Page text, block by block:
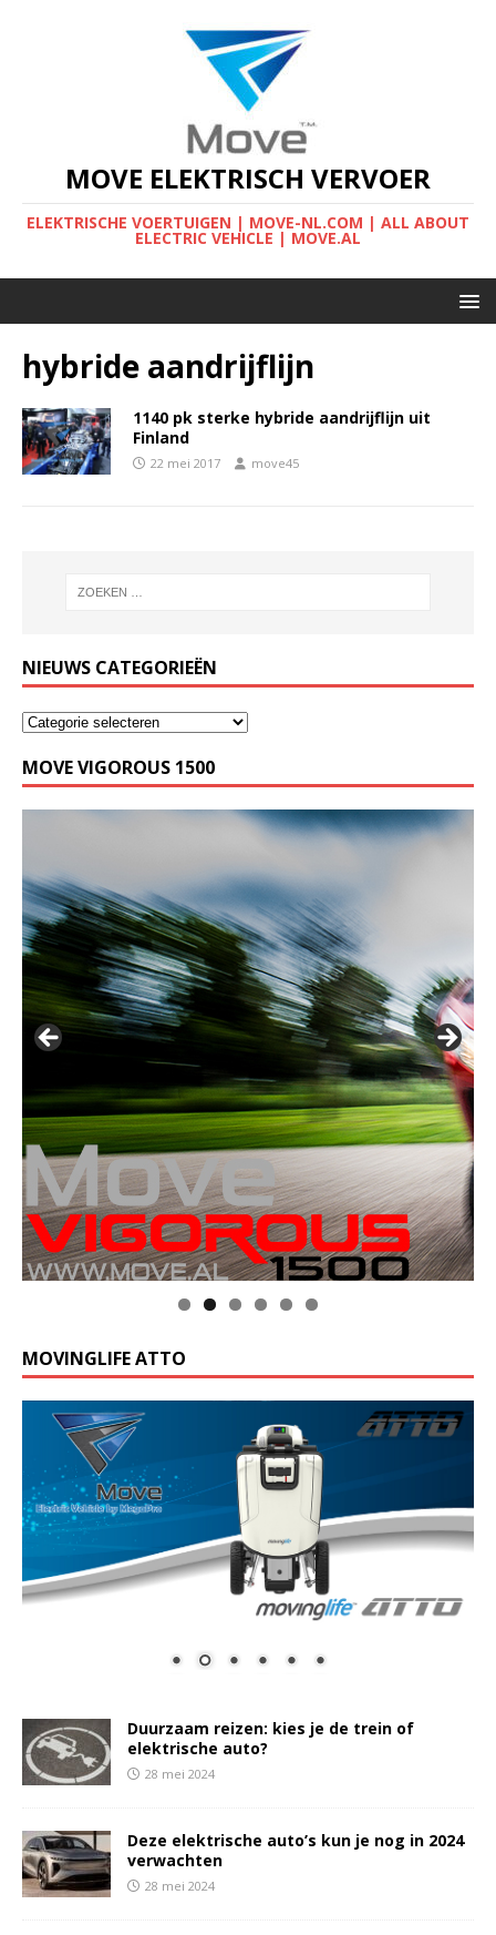
MOVE ELEKTRISCH VERVOER
ELEKTRISCHE VOERTUIGEN | MOVE-NL.COM | ALL ABOUT
ELECTRIC VEHICLE | MOVE.AL
hybride aandrijflijn
1140 pk sterke hybride aandrijflijn uit
Finland
22 mei 2017 move45
NIEUWS CATEGORIEËN
MOVE VIGOROUS 1500
MOVINGLIFE ATTO
Duurzaam reizen: kies je de trein of
elektrische auto?
28 mei 2024
Deze elektrische auto’s kun je nog in 2024
verwachten
28 mei 2024